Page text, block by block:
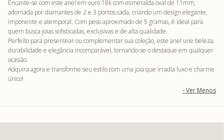
Encante-se com este anel em ouro 18k com esmeralda oval de 11mm,
adornada por diamantes de 2 e 3 pontos cada, criando um design elegante,
imponente e atemporal. Com peso aproximado de 5 gramas, é ideal para
quem busca joias sofisticadas, exclusivas e de alta qualidade.
Perfeito para presentear ou complementar sua coleção, este anel une beleza,
durabilidade e elegância incomparável, tornando-se o destaque em qualquer
ocasião.
Adquira agora e transforme seu estilo com uma joia que irradia luxo e charme
único!